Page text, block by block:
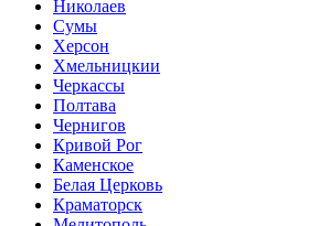
Николаев
Сумы
Херсон
Хмельницкии
Черкассы
Полтава
Чернигов
Кривой Рог
Каменское
Белая Церковь
Краматорск